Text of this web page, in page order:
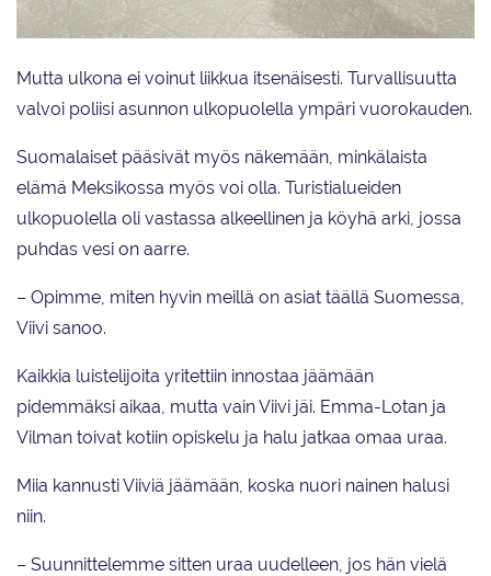
Mutta ulkona ei voinut liikkua itsenäisesti. Turvallisuutta
valvoi poliisi asunnon ulkopuolella ympäri vuorokauden.
Suomalaiset pääsivät myös näkemään, minkälaista
elämä Meksikossa myös voi olla. Turistialueiden
ulkopuolella oli vastassa alkeellinen ja köyhä arki, jossa
puhdas vesi on aarre.
– Opimme, miten hyvin meillä on asiat täällä Suomessa,
Viivi sanoo.
Kaikkia luistelijoita yritettiin innostaa jäämään
pidemmäksi aikaa, mutta vain Viivi jäi. Emma-Lotan ja
Vilman toivat kotiin opiskelu ja halu jatkaa omaa uraa.
Miia kannusti Viiviä jäämään, koska nuori nainen halusi
niin.
– Suunnittelemme sitten uraa uudelleen, jos hän vielä